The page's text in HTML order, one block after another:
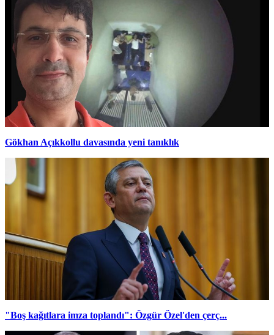
Gökhan Açıkkollu davasında yeni tanıklık
"Boş kağıtlara imza toplandı": Özgür Özel'den çerç...